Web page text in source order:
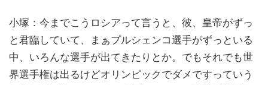
小塚：今までこうロシアって言うと、彼、皇帝がずっ
と君臨していて、まぁプルシェンコ選手がずっといる
中、いろんな選手が出てきたりとか。でもそれでも世
界選手権は出るけどオリンピックでダメですっていう